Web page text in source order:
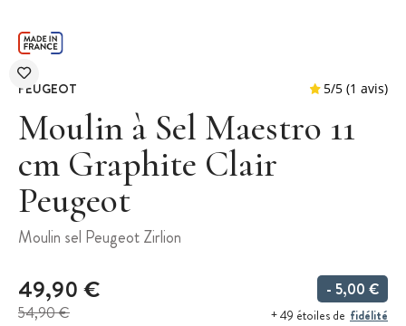
PEUGEOT
Moulin à Sel Maestro 11
cm Graphite Clair
Peugeot
Moulin sel Peugeot Zirlion
49,90 €
54,90 €
- 5,00 €
+ 49 étoiles de fidélité